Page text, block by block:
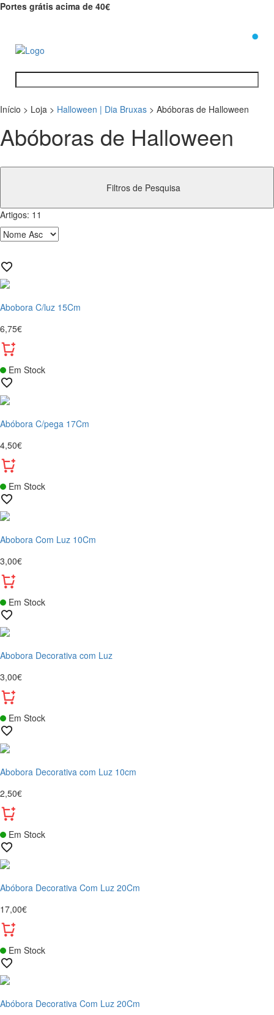
Portes grátis acima de 40€
Início > Loja > Halloween | Dia Bruxas > Abóboras de Halloween
Abóboras de Halloween
Filtros de Pesquisa
Artigos: 11
Abobora C/luz 15Cm
6,75€
Em Stock
Abóbora C/pega 17Cm
4,50€
Em Stock
Abobora Com Luz 10Cm
3,00€
Em Stock
Abobora Decorativa com Luz
3,00€
Em Stock
Abobora Decorativa com Luz 10cm
2,50€
Em Stock
Abóbora Decorativa Com Luz 20Cm
17,00€
Em Stock
Abóbora Decorativa Com Luz 20Cm